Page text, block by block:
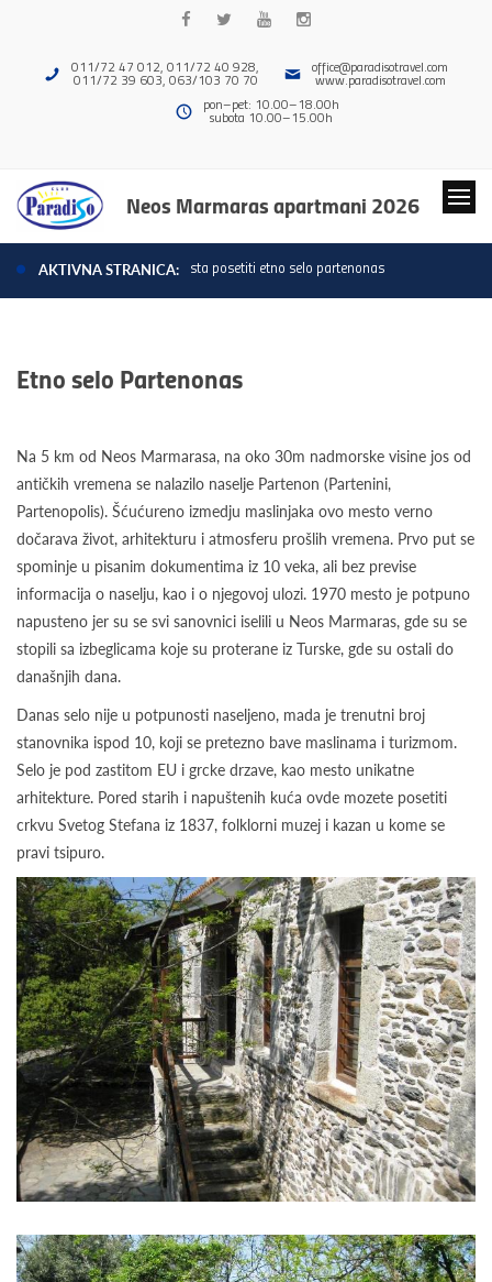
011/72 47 012, 011/72 40 928,
011/72 39 603, 063/103 70 70
office@paradisotravel.com
www.paradisotravel.com
pon–pet: 10.00–18.00h
subota 10.00–15.00h
Neos Marmaras apartmani 2026
AKTIVNA STRANICA: sta posetiti etno selo partenonas
Etno selo Partenonas
Na 5 km od Neos Marmarasa, na oko 30m nadmorske visine jos od
antičkih vremena se nalazilo naselje Partenon (Partenini,
Partenopolis). Šćućureno izmedju maslinjaka ovo mesto verno
dočarava život, arhitekturu i atmosferu prošlih vremena. Prvo put se
spominje u pisanim dokumentima iz 10 veka, ali bez previse
informacija o naselju, kao i o njegovoj ulozi. 1970 mesto je potpuno
napusteno jer su se svi sanovnici iselili u Neos Marmaras, gde su se
stopili sa izbeglicama koje su proterane iz Turske, gde su ostali do
današnjih dana.
Danas selo nije u potpunosti naseljeno, mada je trenutni broj
stanovnika ispod 10, koji se pretezno bave maslinama i turizmom.
Selo je pod zastitom EU i grcke drzave, kao mesto unikatne
arhitekture. Pored starih i napuštenih kuća ovde mozete posetiti
crkvu Svetog Stefana iz 1837, folklorni muzej i kazan u kome se
pravi tsipuro.